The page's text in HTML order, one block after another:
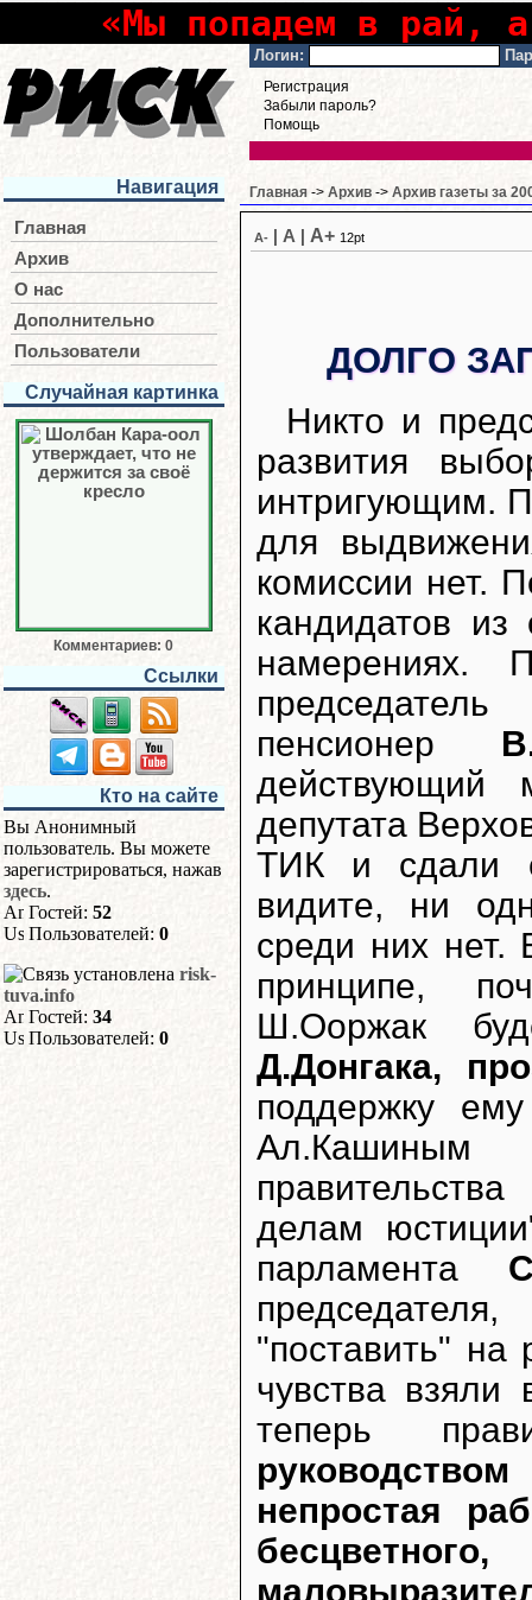
«Мы попадем в рай,
Логин:
Регистрация
Забыли пароль?
Помощь
Навигация
Главная
Архив
О нас
Дополнительно
Пользователи
Случайная картинка
Комментариев: 0
Ссылки
Кто на сайте
Вы Анонимный
пользователь. Вы можете
зарегистрироваться, нажав
здесь.
Гостей: 52
Пользователей: 0
risk-
tuva.info
Гостей: 34
Пользователей: 0
Главная -> Архив -> Архив газеты за
A- A A+ 12pt
ДОЛГО
Никто и
развития
интригующим.
для
комиссии нет.
кандидатов
намерениях.
пенсионер
депутата
ТИК и сдали
видите, ни
среди них
принципе,
Ш.Ооржак
Д.Донгака,
поддержку
делам
парламента
"поставить" на
чувства
теперь
непростая